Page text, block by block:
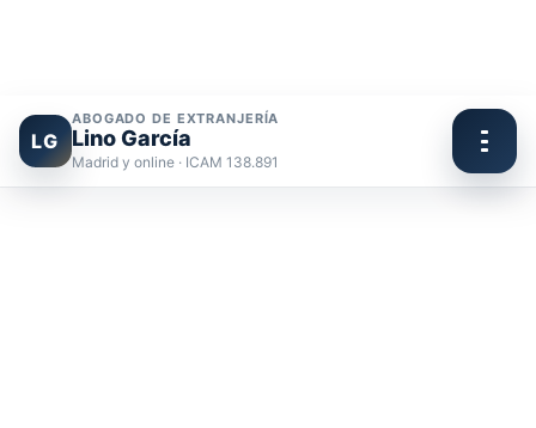
LG
ABOGADO DE EXTRANJERÍA
Lino García
Madrid y online · ICAM 138.891